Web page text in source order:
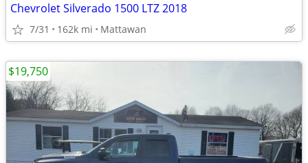
Chevrolet Silverado 1500 LTZ 2018
7/31 162k mi Mattawan
$19,750